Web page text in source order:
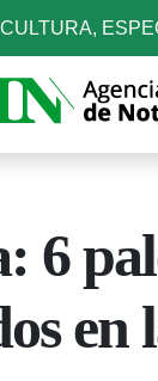
CULTURA,
6
en